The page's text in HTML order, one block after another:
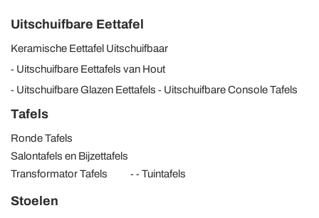
Uitschuifbare Eettafel
Keramische Eettafel Uitschuifbaar
Uitschuifbare Eettafels van Hout
Uitschuifbare Glazen Eettafels
Uitschuifbare Console Tafels
Tafels
Ronde Tafels
Salontafels en Bijzettafels
Transformator Tafels
Tuintafels
Stoelen